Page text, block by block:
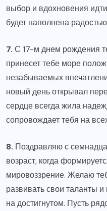
выбор и вдохновения
будет наполнена
7. С 17-м днем рождения
принесет тебе море
незабываемых
новый день открывал
сердце всегда жила
сопровождает тебя на
8. Поздравляю с
возраст, когда
мировоззрение. Желаю
развивать свои таланты и
на достигнутом. Пусть